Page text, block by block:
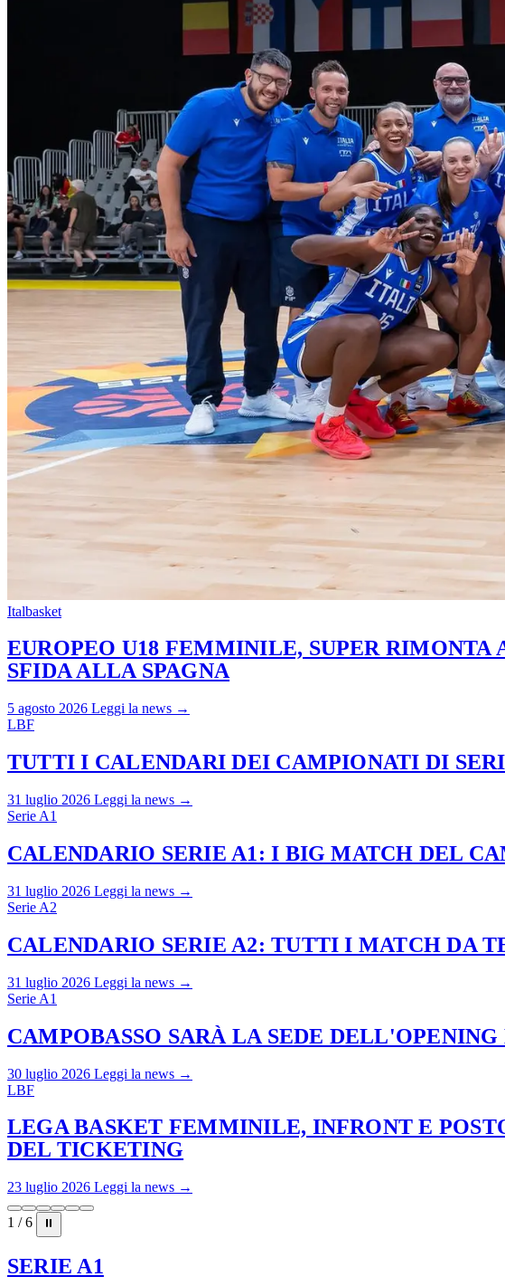
Italbasket
EUROPEO U18 FEMMINILE, SUPER
SFIDA ALLA SPAGNA
5 agosto 2026 Leggi la news →
LBF
TUTTI I CALENDARI DEI CAMPIONATI DI
31 luglio 2026 Leggi la news →
Serie A1
CALENDARIO SERIE A1: I BIG MATCH DEL
31 luglio 2026 Leggi la news →
Serie A2
CALENDARIO SERIE A2: TUTTI I MATCH DA
31 luglio 2026 Leggi la news →
Serie A1
CAMPOBASSO SARÀ LA SEDE DELL'OPENING
30 luglio 2026 Leggi la news →
LBF
LEGA BASKET FEMMINILE, INFRONT E
DEL TICKETING
23 luglio 2026 Leggi la news →
1 / 6 ⏸
SERIE A1